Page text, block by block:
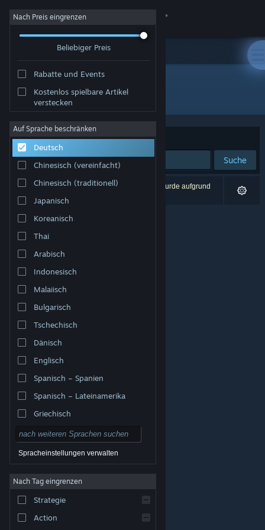
Anmelden
Info
Support
Sprache ändern
Steam-Mobile-App herunterladen
Desktopversion anzeigen
© Valve Corporation. Alle Rechte vorbehalten. Alle
USA und anderen Ländern.
Rechtliches
Barrierefreiheit
Nutzungsvertrag
Nach Preis eingrenzen
Beliebiger Preis
Rabatte und Events
Kostenlos spielbare Artikel
verstecken
Auf Sprache beschränken
Deutsch
Chinesisch (vereinfacht)
Chinesisch (traditionell)
Japanisch
Koreanisch
Thai
Arabisch
Indonesisch
Malaiisch
Bulgarisch
Tschechisch
Dänisch
Englisch
Spanisch – Spanien
Spanisch – Lateinamerika
Griechisch
Spracheinstellungen verwalten
Nach Tag eingrenzen
Strategie
Action
Entwickler: Pilea Development LLC
Sortieren nach Relevanz
Suche
0 Ergebnisse entsprechen Ihrer Suche. 1 Titel wurde aufgrund
Ihrer Einstellungen ausgeschlossen.